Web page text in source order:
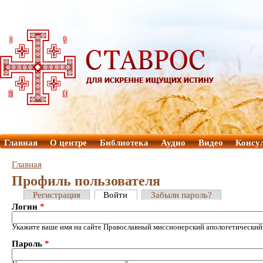
Главная О центре Библиотека Аудио Видео
Главная
Профиль пользователя
Регистрация Войти
Забыли пароль?
Логин *
Укажите ваше имя на сайте Православный миссионерский
Пароль *